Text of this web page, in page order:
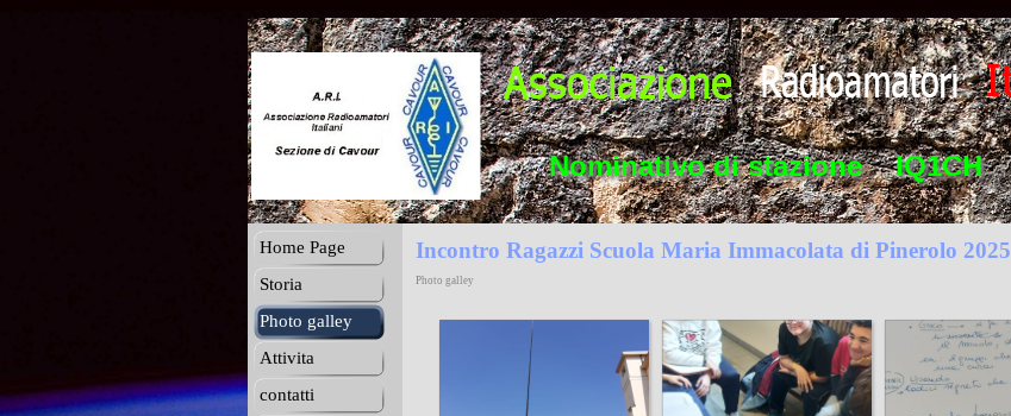
Nominativo di stazione    IQ1CH
Home Page
Storia
Photo galley
Attivita
contatti
Incontro Ragazzi Scuola Maria Immacolata di Pinerolo 2025
Photo galley